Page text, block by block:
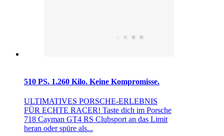
510 PS. 1.260 Kilo. Keine Kompromisse.
ULTIMATIVES PORSCHE-ERLEBNIS
FÜR ECHTE RACER! Taste dich im Porsche
718 Cayman GT4 RS Clubsport an das Limit
heran oder spüre als...